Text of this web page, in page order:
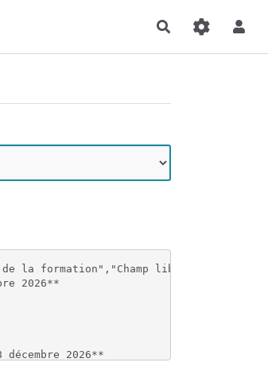
Rechercher
formation","Champ libre pour des
2026**
2026**